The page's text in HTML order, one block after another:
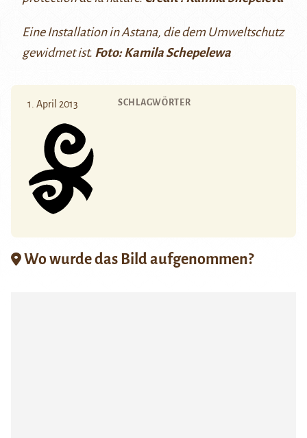
Eine Installation in Astana, die dem Umweltschutz
gewidmet ist. Foto: Kamila Schepelewa
1. April 2013 SCHLAGWÖRTER
Wo wurde das Bild aufgenommen?